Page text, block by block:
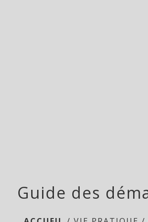
Guide des